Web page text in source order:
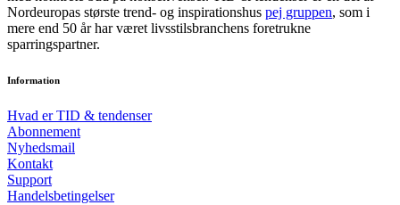
Nordeuropas største trend- og inspirationshus pej gruppen, som i
mere end 50 år har været livsstilsbranchens foretrukne
sparringspartner.
Information
Hvad er TID & tendenser
Abonnement
Nyhedsmail
Kontakt
Support
Handelsbetingelser